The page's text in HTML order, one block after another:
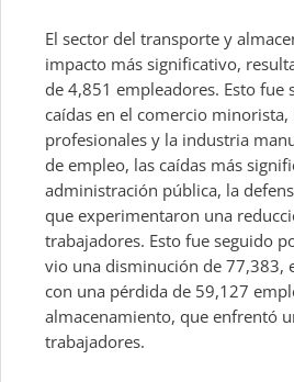
El sector del transporte y
impacto más significativo,
de 4,851 empleadores. Esto fue
caídas en el comercio minorista,
profesionales y la industria
de empleo, las caídas más
administración pública, la
que experimentaron una
trabajadores. Esto fue seguido
vio una disminución de 77,383,
con una pérdida de 59,127
almacenamiento, que enfrentó
trabajadores.